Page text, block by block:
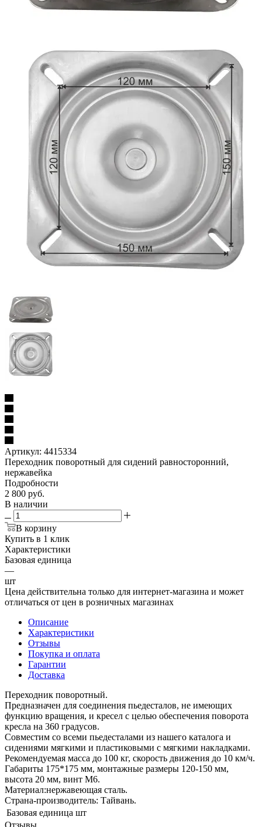
Артикул: 4415334
Переходник поворотный для сидений равносторонний,
нержавейка
Подробности
2 800 руб.
В наличии
В корзину
Купить в 1 клик
Характеристики
Базовая единица
—
шт
Цена действительна только для интернет-магазина и может
отличаться от цен в розничных магазинах
Описание
Характеристики
Отзывы
Покупка и оплата
Гарантии
Доставка
Переходник поворотный.
Предназначен для соединения пьедесталов, не имеющих
функцию вращения, и кресел с целью обеспечения поворота
кресла на 360 градусов.
Совместим со всеми пьедесталами из нашего каталога и
сидениями мягкими и пластиковыми с мягкими накладками.
Рекомендуемая масса до 100 кг, скорость движения до 10 км/ч.
Габариты 175*175 мм, монтажные размеры 120-150 мм,
высота 20 мм, винт М6.
Материал:нержавеющая сталь.
Страна-производитель: Тайвань.
Базовая единица шт
Отзывы